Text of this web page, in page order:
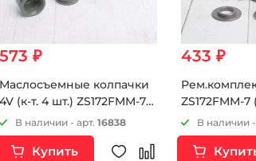
573 ₽
Маслосъемные колпачки
4V (к-т. 4 шт.) ZS172FMM-7
(CB250RL)
В наличии - арт. 16838
Купить
433 ₽
ZS172FMM-7
В наличии -